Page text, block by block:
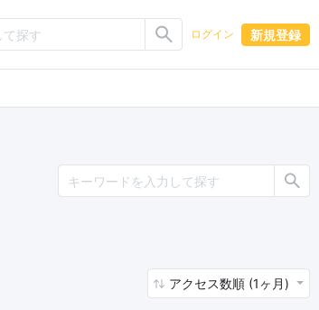
ログイン 新規登録
アクセス数順 (1ヶ月)